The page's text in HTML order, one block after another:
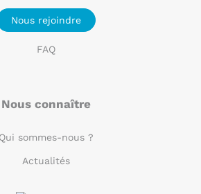
Nous rejoindre
FAQ
Nous connaître
Qui sommes-nous ?
Actualités